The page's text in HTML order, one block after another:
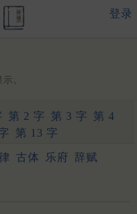
登录
。
第 2 字 第 3 字
第 4
第 13 字
古体 乐府 辞赋